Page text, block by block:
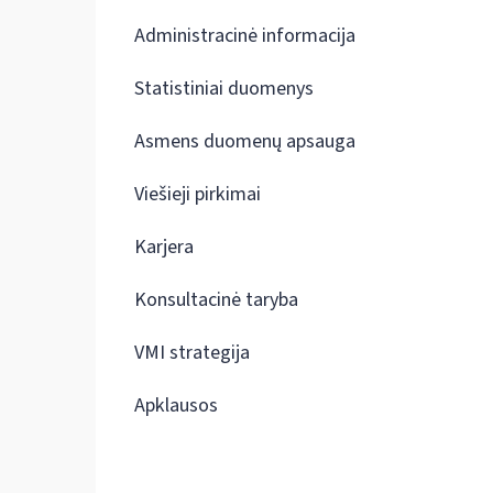
Administracinė informacija
Statistiniai duomenys
Asmens duomenų apsauga
Viešieji pirkimai
Karjera
Konsultacinė taryba
VMI strategija
Apklausos